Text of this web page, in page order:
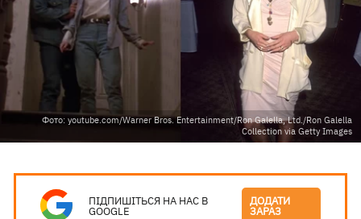
Фото: youtube.com/Warner Bros. Entertainment/Ron Galella, Ltd./Ron Galella
Collection via Getty Images
ПІДПИШІТЬСЯ НА НАС В
GOOGLE
ДОДАТИ
ЗАРАЗ